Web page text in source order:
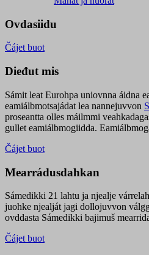
Ovdasiidu
Čájet buot
Dieđut mis
Sámit leat Eurohpa uniovnna áidna
eamiálbmotsajádat lea nannejuvvon
proseantta olles máilmmi
gullet eamiálbmogiidda.
Čájet buot
Mearrádusdahkan
Sámedikki 21 lahtu ja njealje
juohke njealját jagi dollojuvvon
ovddasta Sámedikki bajimuš
Čájet buot